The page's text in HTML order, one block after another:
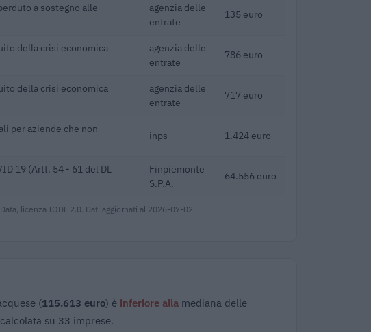
a sostegno alle
agenzia delle
entrate
135 euro
della crisi economica
agenzia delle
entrate
786 euro
della crisi economica
agenzia delle
entrate
717 euro
per aziende che non
inps 1.424 euro
19 (Artt. 54 - 61 del DL
Finpiemonte
S.P.A.
64.556 euro
licenza IODL 2.0. Dati aggiornati al 2026-07-02.
(115.613 euro) è inferiore alla mediana delle
su 33 imprese.